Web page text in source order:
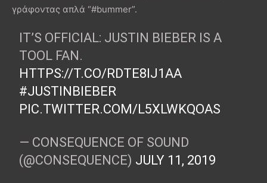
γράφοντας απλά “#bummer”.
IT’S OFFICIAL: JUSTIN BIEBER IS A
TOOL FAN.
HTTPS://T.CO/RDTE8IJ1AA
#JUSTINBIEBER
PIC.TWITTER.COM/L5XLWKQOAS
— CONSEQUENCE OF SOUND
(@CONSEQUENCE) JULY 11, 2019